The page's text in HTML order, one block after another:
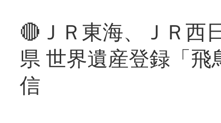
🔴ＪＲ東海、ＪＲ西
県 世界遺産登録「
信